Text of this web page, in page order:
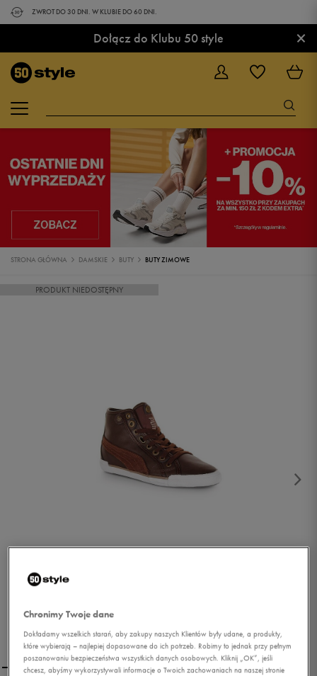
ZWROT DO 30 DNI. W KLUBIE DO 60 DNI.
Dołącz do Klubu 50 style ×
STRONA GŁÓWNA DAMSKIE BUTY BUTY ZIMOWE
PRODUKT NIEDOSTĘPNY
Chronimy Twoje dane
Dokładamy wszelkich starań, aby zakupy naszych Klientów były udane, a produkty,
które wybierają – najlepiej dopasowane do ich potrzeb. Robimy to jednak przy pełnym
poszanowaniu bezpieczeństwa wszystkich danych osobowych. Kliknij „OK”, jeśli
chcesz, abyśmy wykorzystywali informacje o Twoich zachowaniach na naszej stronie